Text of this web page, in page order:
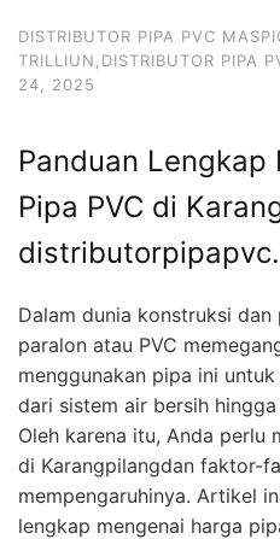
DISTRIBUTOR PIPA PVC
TRILLIUN,DISTRIBUTOR PIPA
24, 2025
Panduan Lengkap
Pipa PVC di
Dalam dunia konstruksi
paralon atau PVC
menggunakan pipa ini
dari sistem air bersih
Oleh karena itu, Anda perlu
di Karangpilangdan faktor-
mempengaruhinya. Artikel
lengkap mengenai harga